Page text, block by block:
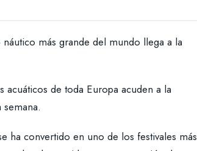
más grande del mundo llega a la
de toda Europa acuden a la
ha convertido en uno de los festivales más